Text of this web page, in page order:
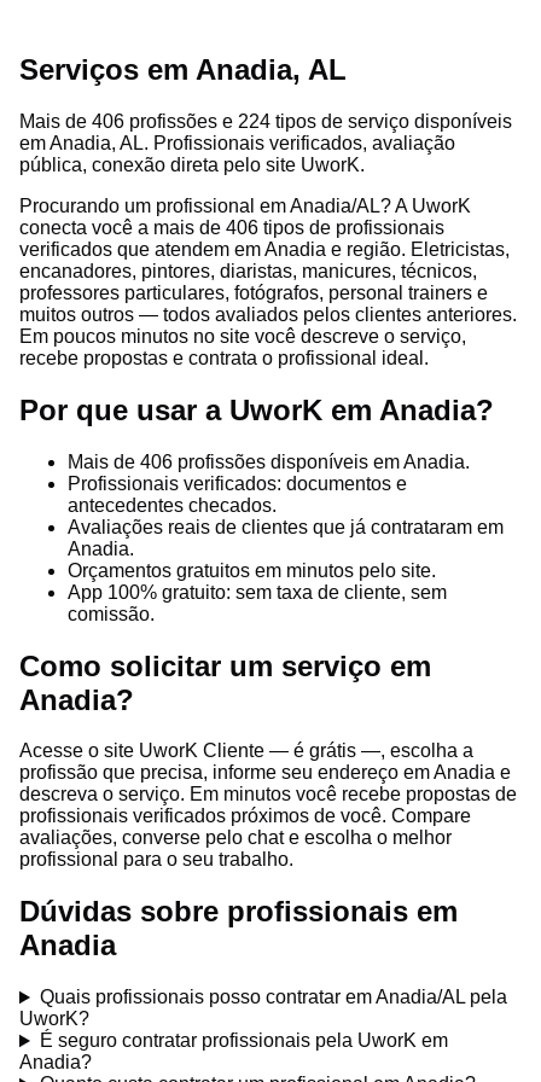
Serviços em Anadia, AL
Mais de 406 profissões e 224 tipos de serviço disponíveis
em Anadia, AL. Profissionais verificados, avaliação
pública, conexão direta pelo site UworK.
Procurando um profissional em Anadia/AL? A UworK
conecta você a mais de 406 tipos de profissionais
verificados que atendem em Anadia e região. Eletricistas,
encanadores, pintores, diaristas, manicures, técnicos,
professores particulares, fotógrafos, personal trainers e
muitos outros — todos avaliados pelos clientes anteriores.
Em poucos minutos no site você descreve o serviço,
recebe propostas e contrata o profissional ideal.
Por que usar a UworK em Anadia?
Mais de 406 profissões disponíveis em Anadia.
Profissionais verificados: documentos e
antecedentes checados.
Avaliações reais de clientes que já contrataram em
Anadia.
Orçamentos gratuitos em minutos pelo site.
App 100% gratuito: sem taxa de cliente, sem
comissão.
Como solicitar um serviço em
Anadia?
Acesse o site UworK Cliente — é grátis —, escolha a
profissão que precisa, informe seu endereço em Anadia e
descreva o serviço. Em minutos você recebe propostas de
profissionais verificados próximos de você. Compare
avaliações, converse pelo chat e escolha o melhor
profissional para o seu trabalho.
Dúvidas sobre profissionais em
Anadia
Quais profissionais posso contratar em Anadia/AL pela
UworK?
É seguro contratar profissionais pela UworK em
Anadia?